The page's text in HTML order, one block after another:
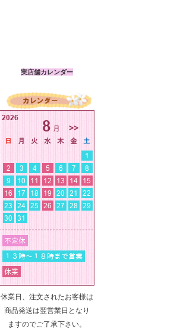
実店舗カレンダー
休業日、注文されたお客様は
商品発送は翌営業日となり
ますのでご了承下さい。